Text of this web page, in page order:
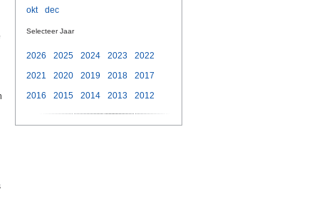
okt
dec
Selecteer Jaar
2026 2025 2024 2023
2022
2021
2020 2019 2018
2017
2016
2015 2014 2013 2012